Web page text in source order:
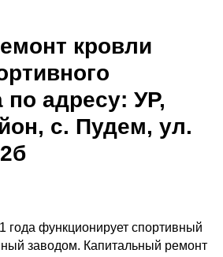
кровли
по адресу: УР,
с. Пудем, ул.
года функционирует спортивный
заводом. Капитальный ремонт